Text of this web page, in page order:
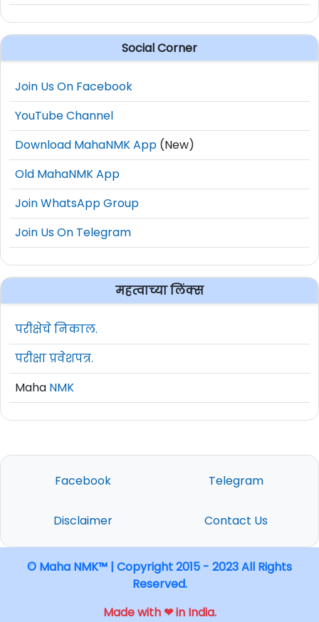
Social Corner
Join Us On Facebook
YouTube Channel
Download MahaNMK App (New)
Old MahaNMK App
Join WhatsApp Group
Join Us On Telegram
महत्वाच्या लिंक्स
परीक्षेचे निकाल.
परीक्षा प्रवेशपत्र.
Maha NMK
Facebook Telegram
Disclaimer Contact Us
© Maha NMK™ | Copyright 2015 - 2023 All Rights
Reserved.
Made with ❤ in India.